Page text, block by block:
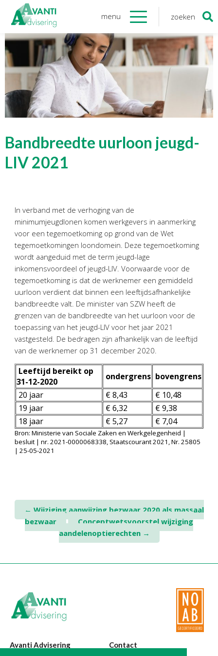
menu zoeken
Organisatie
Onze medewerkers
NOAB gecertificeerd
Algemene verordening
gegevensbescherming
Sponsoring
Onze diensten
Tijdelijk financieel personeel
Personeel & Organisatie
Bedrijfseconomisch advies
Belastingadvies Purmerend
Online boekhouden
Nieuws&informatie
Nieuwsbrief
Nieuwsoverzicht
Handige links
Contact
AvantiOnline
Twinfield – Boekhouden
BaseCone – Facturen
Online Salaris – Salarissen
Nextens-Accorderen aangiften
Zoeken
naar:
Bandbreedte uurloon jeugd-
LIV 2021
In verband met de verhoging van de
minimumjeugdlonen komen werkgevers in aanmerking
voor een tegemoetkoming op grond van de Wet
tegemoetkomingen loondomein. Deze tegemoetkoming
wordt aangeduid met de term jeugd-lage
inkomensvoordeel of jeugd-LIV. Voorwaarde voor de
tegemoetkoming is dat de werknemer een gemiddeld
uurloon verdient dat binnen een leeftijdsafhankelijke
bandbreedte valt. De minister van SZW heeft de
grenzen van de bandbreedte van het uurloon voor de
toepassing van het jeugd-LIV voor het jaar 2021
vastgesteld. De bedragen zijn afhankelijk van de leeftijd
van de werknemer op 31 december 2020.
Leeftijd bereikt op
31-12-2020
ondergrens bovengrens
20 jaar
€ 8,43
€ 10,48
19 jaar
€ 6,32
€ 9,38
18 jaar
€ 5,27 € 7,04
Bron: Ministerie van Sociale Zaken en Werkgelegenheid |
besluit | nr. 2021-0000068338, Staatscourant 2021, Nr. 25805
| 25-05-2021
Post
navigation
← Wijziging aanwijzing bezwaar 2020 als massaal
bezwaar
Conceptwetsvoorstel wijziging
aandelenoptierechten →
Avanti Advisering Contact